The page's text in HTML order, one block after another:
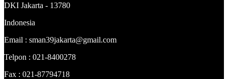
DKI Jakarta - 13780
Indonesia
Email : sman39jakarta@gmail.com
Telpon : 021-8400278
Fax : 021-87794718